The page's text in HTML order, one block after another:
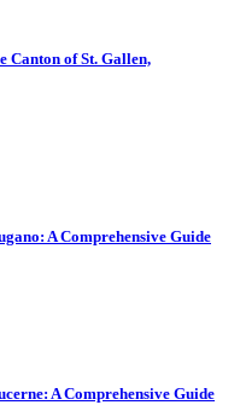
Canton of St. Gallen,
A Comprehensive Guide
A Comprehensive Guide